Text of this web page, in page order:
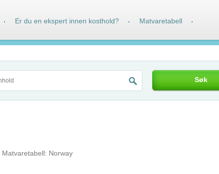
Søk
Matvaretabell: Norway
· Er du en ekspert innen kosthold? · Matvaretabell ·